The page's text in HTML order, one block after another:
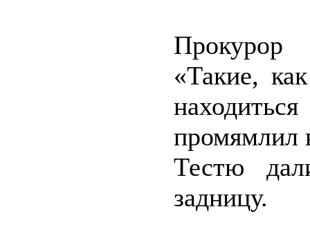
Прокурор
«Такие,
промямлил
Тестю
задницу.